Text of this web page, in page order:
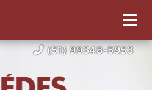
(51) 99348-5953